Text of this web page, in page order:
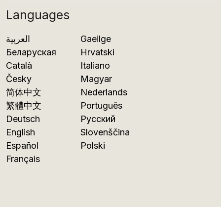
Languages
العربية
Беларуская
Català
Česky
简体中文
繁體中文
Deutsch
English
Español
Français
Gaeilge
Hrvatski
Italiano
Magyar
Nederlands
Português
Русский
Slovenščina
Polski